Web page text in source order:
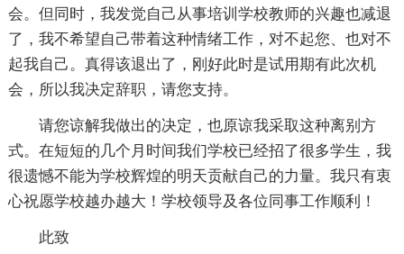
会。但同时，我发觉自己从事培训学校教师的兴趣也减退
了，我不希望自己带着这种情绪工作，对不起您、也对不
起我自己。真得该退出了，刚好此时是试用期有此次机
会，所以我决定辞职，请您支持。
请您谅解我做出的决定，也原谅我采取这种离别方
式。在短短的几个月时间我们学校已经招了很多学生，我
很遗憾不能为学校辉煌的明天贡献自己的力量。我只有衷
心祝愿学校越办越大！学校领导及各位同事工作顺利！
此致